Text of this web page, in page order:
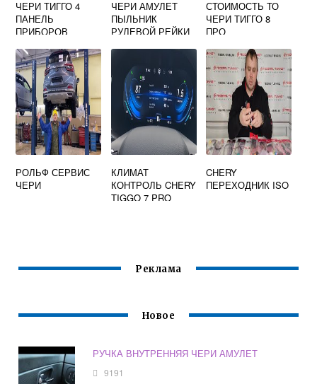
ЧЕРИ ТИГГО 4
ПАНЕЛЬ
ПРИБОРОВ
ЧЕРИ АМУЛЕТ
ПЫЛЬНИК
РУЛЕВОЙ РЕЙКИ
СТОИМОСТЬ ТО
ЧЕРИ ТИГГО 8
ПРО
РОЛЬФ СЕРВИС
ЧЕРИ
КЛИМАТ
КОНТРОЛЬ CHERY
TIGGO 7 PRO
CHERY
ПЕРЕХОДНИК ISO
Реклама
Новое
РУЧКА ВНУТРЕННЯЯ ЧЕРИ АМУЛЕТ
9191